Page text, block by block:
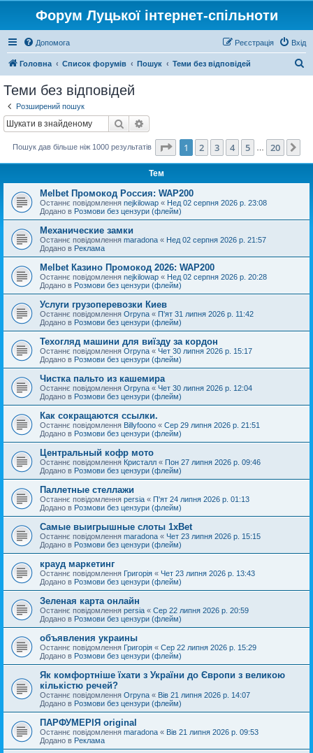
Форум Луцької інтернет-спільноти
Допомога Вхід
Реєстрація
Головна Список форумів Пошук Теми без відповідей
Теми без відповідей
Розширений пошук
Пошук
Пошук дав більше ніж 1000 результатів Сторінка 1 20
1 2 3 4 5 20
Тем
Melbet Промокод Россия: WAP200
Останнє повідомлення nejkilowap « Нед 02 серпня 2026 р. 23:08
Додано в Розмови без цензури (флейм)
Механические замки
Останнє повідомлення maradona « Нед 02 серпня 2026 р. 21:57
Додано в Реклама
Melbet Казино Промокод 2026: WAP200
Останнє повідомлення nejkilowap « Нед 02 серпня 2026 р. 20:28
Додано в Розмови без цензури (флейм)
Услуги грузоперевозки Киев
Останнє повідомлення Orpyna « П'ят 31 липня 2026 р. 11:42
Додано в Розмови без цензури (флейм)
Техогляд машини для виїзду за кордон
Останнє повідомлення Orpyna « Чет 30 липня 2026 р. 15:17
Додано в Розмови без цензури (флейм)
Чистка пальто из кашемира
Останнє повідомлення Orpyna « Чет 30 липня 2026 р. 12:04
Додано в Розмови без цензури (флейм)
Как сокращаются ссылки.
Останнє повідомлення Billyfoono « Сер 29 липня 2026 р. 21:51
Додано в Розмови без цензури (флейм)
Центральный кофр мото
Останнє повідомлення Кристалл « Пон 27 липня 2026 р. 09:46
Додано в Розмови без цензури (флейм)
Паллетные стеллажи
Останнє повідомлення persia « П'ят 24 липня 2026 р. 01:13
Додано в Розмови без цензури (флейм)
Самые выигрышные слоты 1xBet
Останнє повідомлення maradona « Чет 23 липня 2026 р. 15:15
Додано в Розмови без цензури (флейм)
крауд маркетинг
Останнє повідомлення Григорія « Чет 23 липня 2026 р. 13:43
Додано в Розмови без цензури (флейм)
Зеленая карта онлайн
Останнє повідомлення persia « Сер 22 липня 2026 р. 20:59
Додано в Розмови без цензури (флейм)
объявления украины
Останнє повідомлення Григорія « Сер 22 липня 2026 р. 15:29
Додано в Розмови без цензури (флейм)
Як комфортніше їхати з України до Європи з великою
кількістю речей?
Останнє повідомлення Orpyna « Вів 21 липня 2026 р. 14:07
Додано в Розмови без цензури (флейм)
ПАРФУМЕРІЯ original
Останнє повідомлення maradona « Вів 21 липня 2026 р. 09:53
Додано в Реклама